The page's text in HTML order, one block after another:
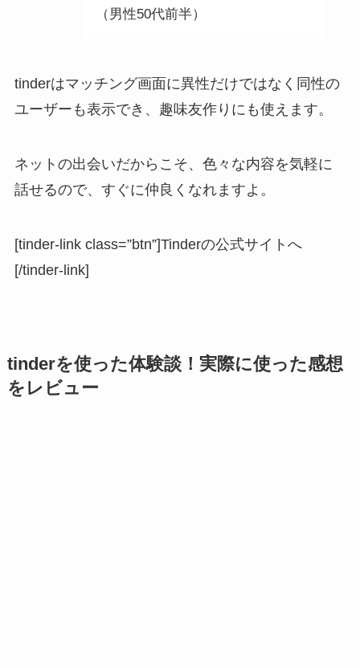
（男性50代前半）
tinderはマッチング画面に異性だけではなく同性の
ユーザーも表示でき、趣味友作りにも使えます。
ネットの出会いだからこそ、色々な内容を気軽に
話せるので、すぐに仲良くなれますよ。
[tinder-link class=”btn”]Tinderの公式サイトへ
[/tinder-link]
tinderを使った体験談！実際に使った感想
をレビュー